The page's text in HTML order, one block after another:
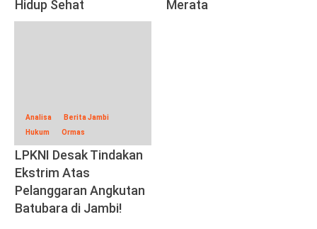
Hidup Sehat
Merata
Analisa
Berita Jambi
Hukum
Ormas
LPKNI Desak Tindakan
Ekstrim Atas
Pelanggaran Angkutan
Batubara di Jambi!